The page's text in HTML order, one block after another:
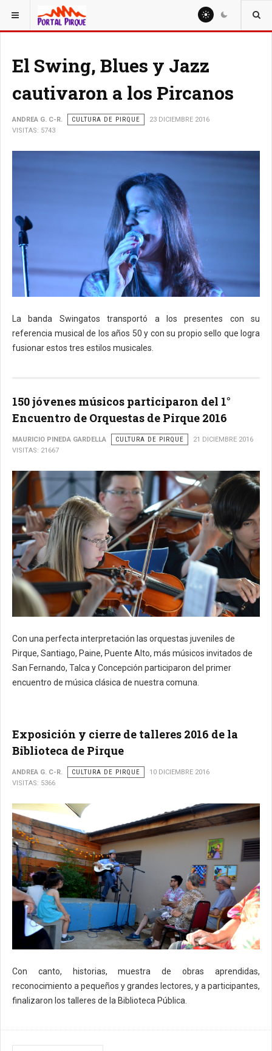
ESTÁ AQUÍ: CULTURA
El Swing, Blues y Jazz
cautivaron a los Pircanos
ANDREA G. C-R. CULTURA DE PIRQUE
23 DICIEMBRE 2016
VISITAS: 5743
La banda Swingatos transportó a los presentes con su
referencia musical de los años 50 y con su propio sello que logra
fusionar estos tres estilos musicales.
150 jóvenes músicos participaron del 1°
Encuentro de Orquestas de Pirque 2016
MAURICIO PINEDA GARDELLA CULTURA DE PIRQUE
21 DICIEMBRE 2016
VISITAS: 21667
Con una perfecta interpretación las orquestas juveniles de
Pirque, Santiago, Paine, Puente Alto, más músicos invitados de
San Fernando, Talca y Concepción participaron del primer
encuentro de música clásica de nuestra comuna.
Exposición y cierre de talleres 2016 de la
Biblioteca de Pirque
ANDREA G. C-R. CULTURA DE PIRQUE
10 DICIEMBRE 2016
VISITAS: 5366
Con canto, historias, muestra de obras aprendidas,
reconocimiento a pequeños y grandes lectores, y a participantes,
finalizaron los talleres de la Biblioteca Pública.